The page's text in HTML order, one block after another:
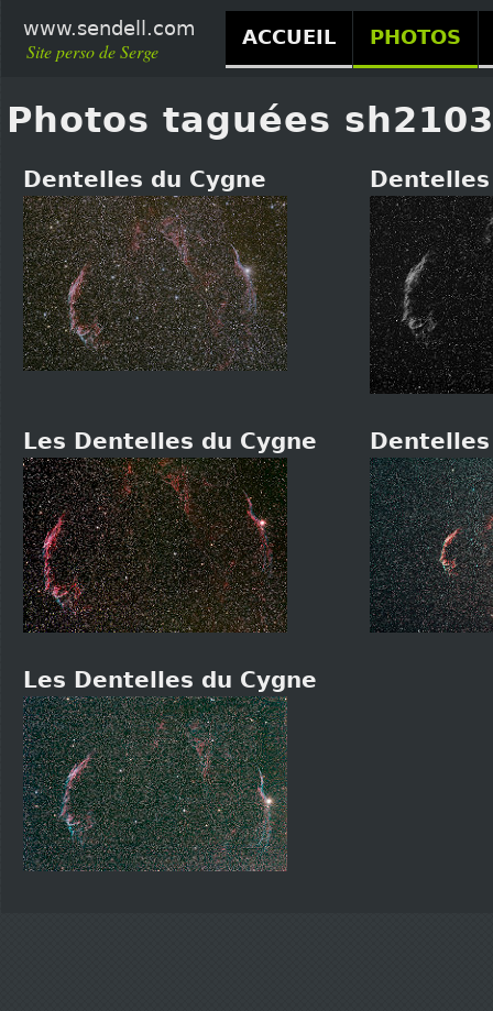
Photos taguées
Dentelles du Cygne
Les Dentelles du Cygne
Les Dentelles du Cygne
www.sendell.com ACCUEIL PHOTOS
Site perso de Serge